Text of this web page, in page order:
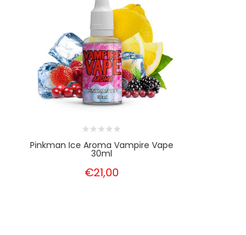
Pinkman Ice Aroma Vampire Vape
30ml
€21,00